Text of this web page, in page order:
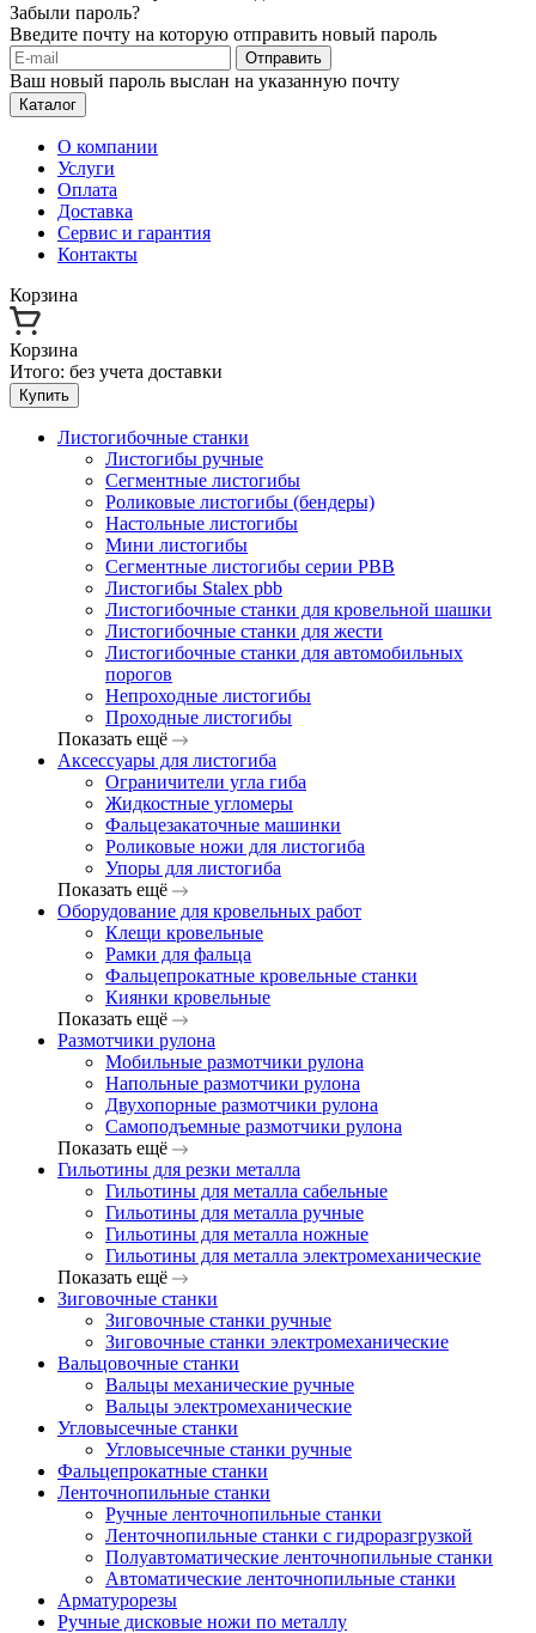
Забыли пароль?
Введите почту на которую отправить новый пароль
Отправить
Ваш новый пароль выслан на указанную почту
Каталог
О компании
Услуги
Оплата
Доставка
Сервис и гарантия
Контакты
Корзина
Корзина
Итого: без учета доставки
Купить
Листогибочные станки
Листогибы ручные
Сегментные листогибы
Роликовые листогибы (бендеры)
Настольные листогибы
Мини листогибы
Сегментные листогибы серии PBB
Листогибы Stalex pbb
Листогибочные станки для кровельной шашки
Листогибочные станки для жести
Листогибочные станки для автомобильных
порогов
Непроходные листогибы
Проходные листогибы
Показать ещё
Аксессуары для листогиба
Ограничители угла гиба
Жидкостные угломеры
Фальцезакаточные машинки
Роликовые ножи для листогиба
Упоры для листогиба
Показать ещё
Оборудование для кровельных работ
Клещи кровельные
Рамки для фальца
Фальцепрокатные кровельные станки
Киянки кровельные
Показать ещё
Размотчики рулона
Мобильные размотчики рулона
Напольные размотчики рулона
Двухопорные размотчики рулона
Самоподъемные размотчики рулона
Показать ещё
Гильотины для резки металла
Гильотины для металла сабельные
Гильотины для металла ручные
Гильотины для металла ножные
Гильотины для металла электромеханические
Показать ещё
Зиговочные станки
Зиговочные станки ручные
Зиговочные станки электромеханические
Вальцовочные станки
Вальцы механические ручные
Вальцы электромеханические
Угловысечные станки
Угловысечные станки ручные
Фальцепрокатные станки
Ленточнопильные станки
Ручные ленточнопильные станки
Ленточнопильные станки с гидроразгрузкой
Полуавтоматические ленточнопильные станки
Автоматические ленточнопильные станки
Арматурорезы
Ручные дисковые ножи по металлу